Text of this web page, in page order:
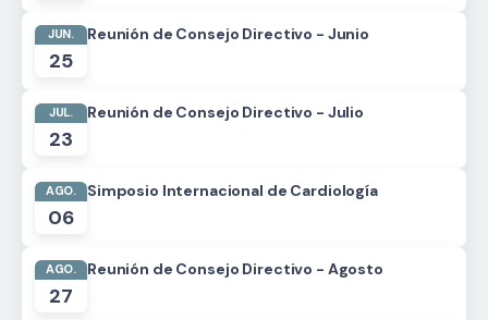
JUN.
25
Reunión de Consejo Directivo - Junio
JUL.
23
Reunión de Consejo Directivo - Julio
AGO.
06
Simposio Internacional de Cardiología
AGO.
27
Reunión de Consejo Directivo - Agosto